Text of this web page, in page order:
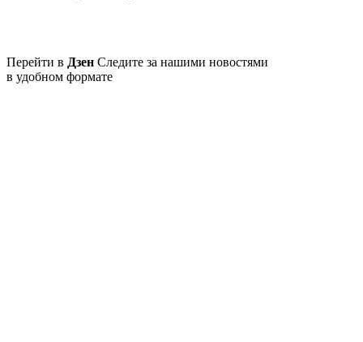
Перейти в Дзен Следите за нашими новостями
в удобном формате